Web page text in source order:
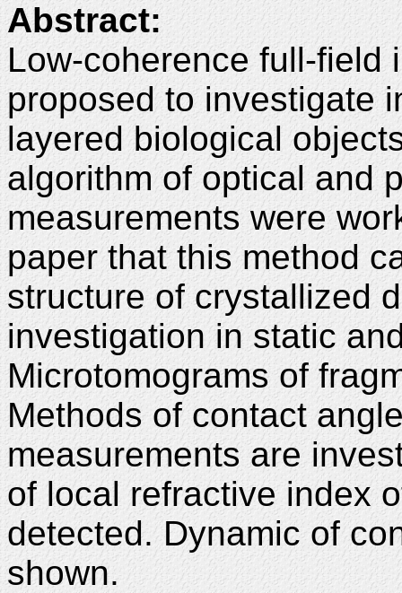
Abstract:
Low-coherence full-field
proposed to investigate
layered biological
algorithm of optical and
measurements were
paper that this method
structure of crystallized
investigation in static
Microtomograms of
Methods of contact
measurements are
of local refractive index
detected. Dynamic of
shown.